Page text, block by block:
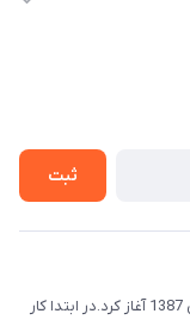
ثبت
کالای برق و لوستر هنری فعالیت رسمی خود را از بهمن 1387 آغاز کرد.در ابتدا کار